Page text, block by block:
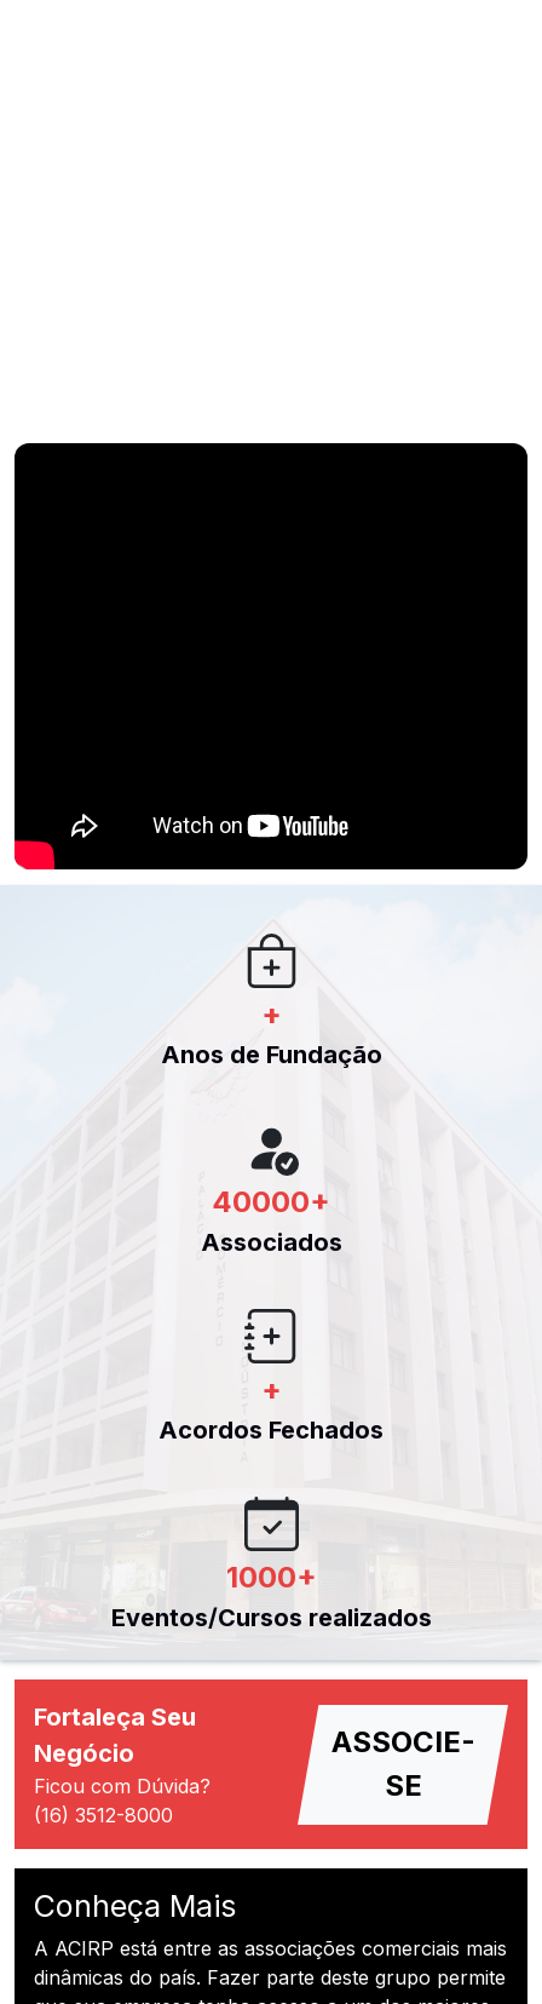
+
Anos de Fundação
40000+
Associados
+
Acordos Fechados
1000+
Eventos/Cursos realizados
Fortaleça Seu
Negócio
Ficou com Dúvida?
(16) 3512-8000
ASSOCIE-
SE
Conheça Mais
A ACIRP está entre as associações comerciais mais
dinâmicas do país. Fazer parte deste grupo permite